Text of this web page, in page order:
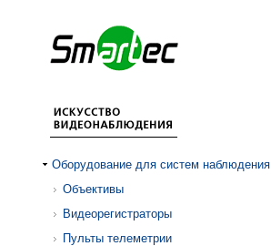
Оборудование для систем наблюдения
Объективы
Видеорегистраторы
Пульты телеметрии